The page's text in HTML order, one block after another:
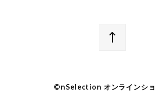
©︎nSelection オンラインシ